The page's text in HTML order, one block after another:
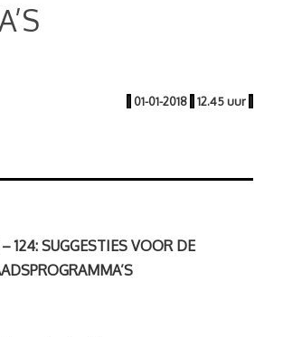
| 01-01-2018 | 12.45 uur |
124: SUGGESTIES VOOR DE